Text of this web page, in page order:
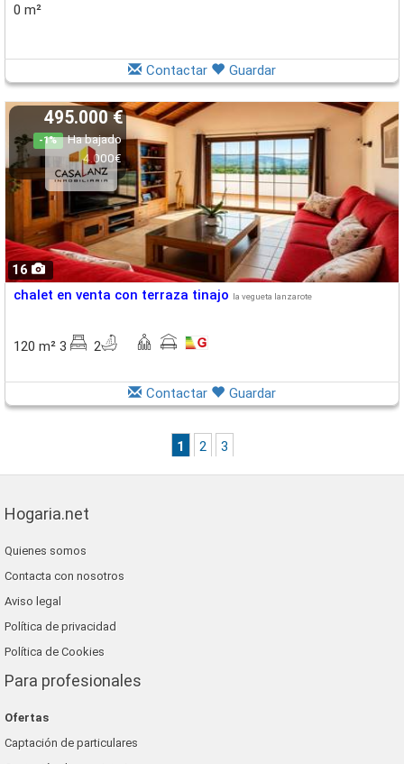
0 m²
Contactar Guardar
16
495.000 €
-1%
Ha bajado
4.000€
chalet en venta con terraza tinajo la vegueta lanzarote
120 m² 3 2
Contactar Guardar
1 2 3
Hogaria.net
Quienes somos
Contacta con nosotros
Aviso legal
Política de privacidad
Política de Cookies
Para profesionales
Ofertas
Captación de particulares